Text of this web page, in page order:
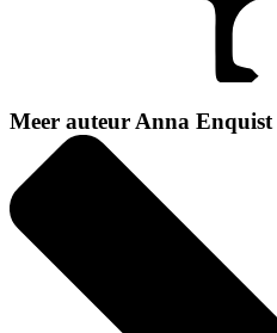
Meer auteur Anna Enquist